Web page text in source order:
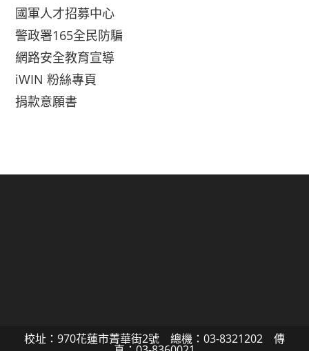
國軍人才招募中心
警政署165全民防騙
網路安全教育宣導
iWIN 粉絲專頁
捐款意願書
校址：970花蓮市菁華街2號 總機：03-8321202 傳